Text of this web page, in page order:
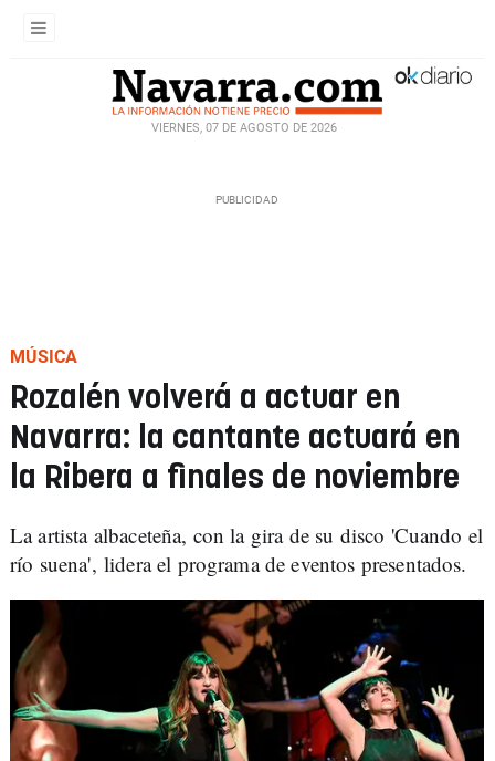
VIERNES, 07 DE AGOSTO DE 2026
MÚSICA
Rozalén volverá a actuar en
Navarra: la cantante actuará en
la Ribera a finales de noviembre
La artista albaceteña, con la gira de su disco 'Cuando el
río suena', lidera el programa de eventos presentados.